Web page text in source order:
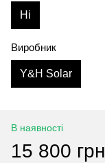
Ні
Виробник
Y&H Solar
В наявності
15 800 грн